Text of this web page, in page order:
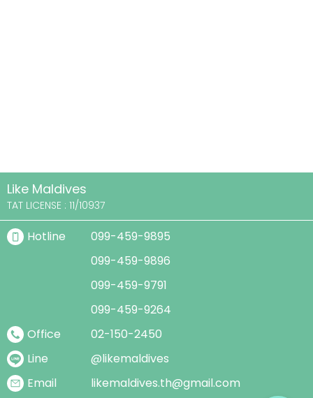
Like Maldives
TAT LICENSE : 11/10937
Hotline
099-459-9895
099-459-9896
099-459-9791
099-459-9264
Office
02-150-2450
Line
@likemaldives
Email
likemaldives.th@gmail.com